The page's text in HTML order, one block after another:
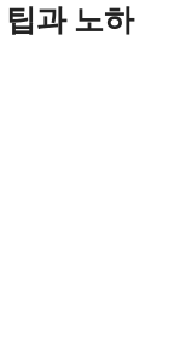
과 노하